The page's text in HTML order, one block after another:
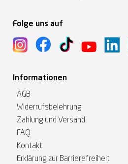
Folge uns auf
Informationen
AGB
Widerrufsbelehrung
Zahlung und Versand
FAQ
Kontakt
Erklärung zur Barrierefreiheit